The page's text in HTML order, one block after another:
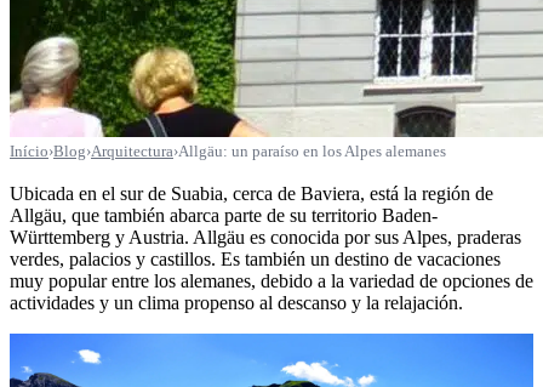
Início›Blog›Arquitectura›Allgäu: un paraíso en los Alpes alemanes
Ubicada en el sur de Suabia, cerca de Baviera, está la región de
Allgäu, que también abarca parte de su territorio Baden-
Württemberg y Austria. Allgäu es conocida por sus Alpes, praderas
verdes, palacios y castillos. Es también un destino de vacaciones
muy popular entre los alemanes, debido a la variedad de opciones de
actividades y un clima propenso al descanso y la relajación.